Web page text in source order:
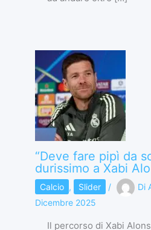
“Deve fare pipì da
durissimo a Xabi
Calcio , Slider / Di
Dicembre 2025
Il percorso di Xabi